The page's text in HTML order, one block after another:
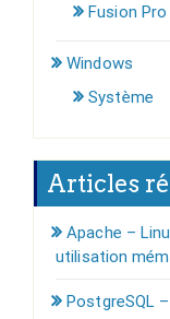
Fusion Pro
Windows
Système
Articles
Apache –
utilisation
PostgreSQL